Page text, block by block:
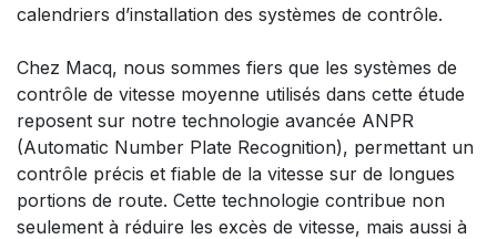
calendriers d’installation des systèmes de contrôle.​
Chez Macq, nous sommes fiers que les systèmes de
contrôle de vitesse moyenne utilisés dans cette étude
reposent sur notre technologie avancée ANPR
(Automatic Number Plate Recognition), permettant un
contrôle précis et fiable de la vitesse sur de longues
portions de route. Cette technologie contribue non
seulement à réduire les excès de vitesse, mais aussi à